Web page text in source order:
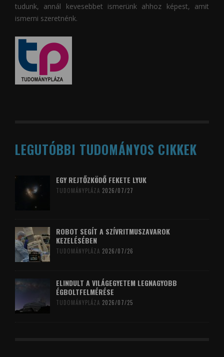
tudunk, annál kevesebbet ismerünk ahhoz képest, amit
ismerni szeretnénk.
LEGUTÓBBI TUDOMÁNYOS CIKKEK
EGY REJTŐZKÖDŐ FEKETE LYUK
TUDOMÁNYPLÁZA 2026/07/27
ROBOT SEGÍT A SZÍVRITMUSZAVAROK
KEZELÉSÉBEN
TUDOMÁNYPLÁZA 2026/07/26
ELINDULT A VILÁGEGYETEM LEGNAGYOBB
ÉGBOLTFELMÉRÉSE
TUDOMÁNYPLÁZA 2026/07/25